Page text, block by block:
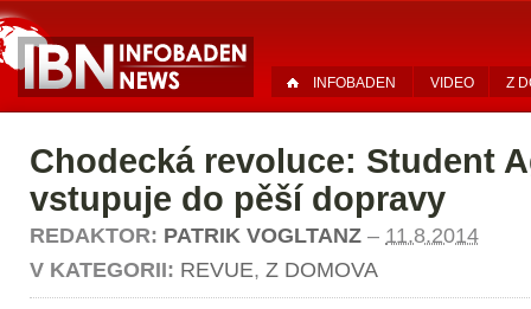
INFOBADEN VIDEO Z
Chodecká revoluce: Student
vstupuje do pěší dopravy
REDAKTOR: PATRIK VOGLTANZ – 11.8.2014
V KATEGORII: REVUE, Z DOMOVA